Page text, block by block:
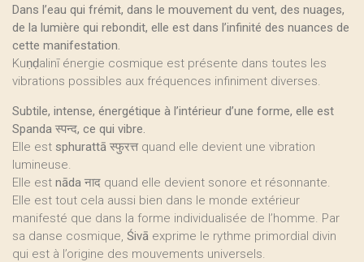
Dans l’eau qui frémit, dans le mouvement du vent, des nuages,
de la lumière qui rebondit, elle est dans l’infinité des nuances de
cette manifestation.
Kuṇḍalinī énergie cosmique est présente dans toutes les
vibrations possibles aux fréquences infiniment diverses.
Subtile, intense, énergétique à l’intérieur d’une forme, elle est
Spanda स्पन्द, ce qui vibre.
Elle est sphurattā स्फुरत्त quand elle devient une vibration
lumineuse.
Elle est nāda नाद quand elle devient sonore et résonnante.
Elle est tout cela aussi bien dans le monde extérieur
manifesté que dans la forme individualisée de l’homme. Par
sa danse cosmique, Śivā exprime le rythme primordial divin
qui est à l’origine des mouvements universels.